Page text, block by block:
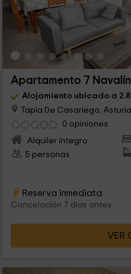
Apartamento 7 Navalín
Alojamiento ubicado a
Tapia De Casariego,
0 opiniones
Alquiler íntegro
5 personas
Reserva inmediata
Cancelación 7 días antes
VER